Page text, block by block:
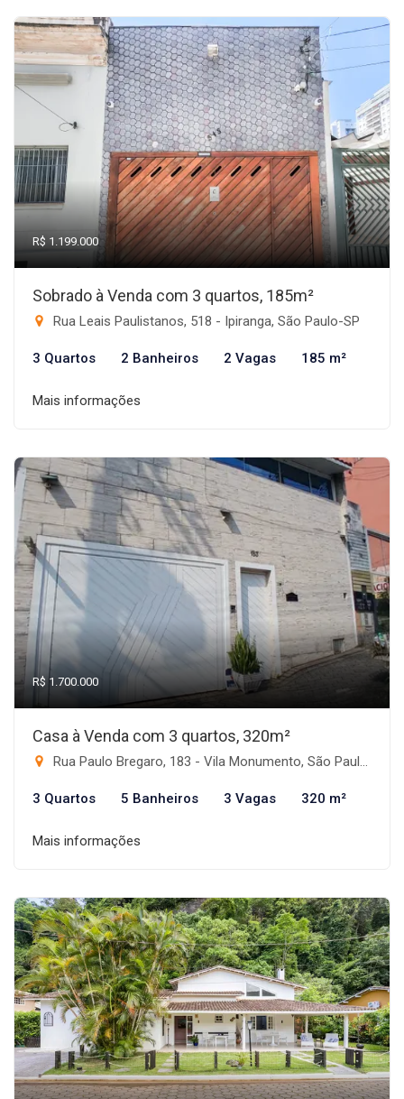
R$ 1.199.000
Sobrado à Venda com 3 quartos, 185m²
Rua Leais Paulistanos, 518 - Ipiranga, São Paulo-SP
3 Quartos 2 Banheiros 2 Vagas 185 m²
Mais informações
R$ 1.700.000
Casa à Venda com 3 quartos, 320m²
Rua Paulo Bregaro, 183 - Vila Monumento, São Paulo-SP
3 Quartos 5 Banheiros 3 Vagas 320 m²
Mais informações